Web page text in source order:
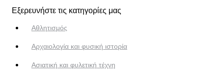
Εξερευνήστε τις κατηγορίες μας
Αθλητισμός
Αρχαιολογία και φυσική ιστορία
Ασιατική και φυλετική τέχνη